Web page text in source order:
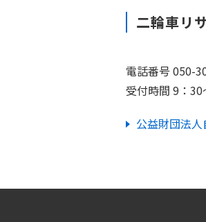
二輪車リ
電話番号 050-
受付時間 9：30
公益財団法